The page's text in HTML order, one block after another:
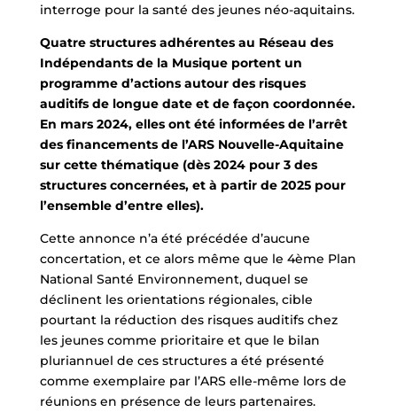
interroge pour la santé des jeunes néo-aquitains.
Quatre structures adhérentes au Réseau des
Indépendants de la Musique portent un
programme d’actions autour des risques
auditifs de longue date et de façon coordonnée.
En mars 2024, elles ont été informées de l’arrêt
des financements de l’ARS Nouvelle-Aquitaine
sur cette thématique (dès 2024 pour 3 des
structures concernées, et à partir de 2025 pour
l’ensemble d’entre elles).
Cette annonce n’a été précédée d’aucune
concertation, et ce alors même que le 4ème Plan
National Santé Environnement, duquel se
déclinent les orientations régionales, cible
pourtant la réduction des risques auditifs chez
les jeunes comme prioritaire et que le bilan
pluriannuel de ces structures a été présenté
comme exemplaire par l’ARS elle-même lors de
réunions en présence de leurs partenaires.